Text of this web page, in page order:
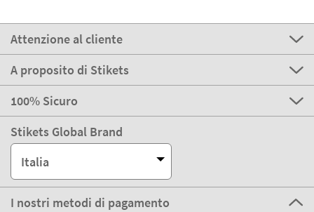
Attenzione al cliente
A proposito di Stikets
100% Sicuro
Stikets Global Brand
Italia
I nostri metodi di pagamento